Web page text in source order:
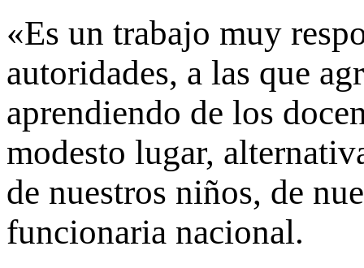
«Es un trabajo muy
autoridades, a las que
aprendiendo de los
modesto lugar,
de nuestros niños, de
funcionaria nacional.